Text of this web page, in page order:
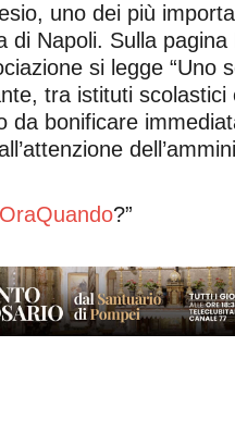
uno dei più
di Napoli. Sulla pagina
si legge “Uno
tra istituti scolastici
da bonificare
?”